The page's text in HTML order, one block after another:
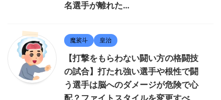
名選手が離れた…
魔裟斗 皇治
【打撃をもらわない闘い方の格闘技
の試合】打たれ強い選手や根性で闘
う選手は脳へのダメージが危険で心